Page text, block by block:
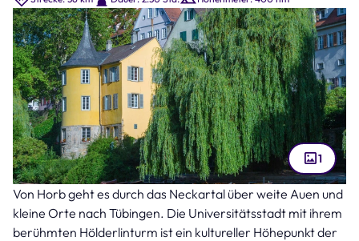
Hölderlinturm (Bild: Martin Schlecht – stock.adobe.com )
1
Von Horb geht es durch das Neckartal über weite Auen und
kleine Orte nach Tübingen. Die Universitätsstadt mit ihrem
berühmten Hölderlinturm ist ein kultureller Höhepunkt der